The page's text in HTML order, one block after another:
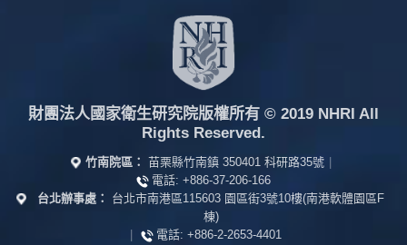
財團法人國家衛生研究院版權所有 © 2019 NHRI All
Rights Reserved.
竹南院區： 苗栗縣竹南鎮 350401 科研路35號
電話: +886-37-206-166
台北辦事處：
台北市南港區115603 園區街3號10樓(南港軟體園區F
棟)
電話: +886-2-2653-4401